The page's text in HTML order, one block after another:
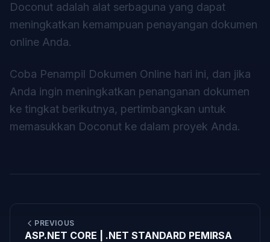
Doconut adalah alat serbaguna yang dapat
meningkatkan kemampuan penayangan dokumen
online Anda.
Coba Penampil Dokumen Online hari ini, dan jika
Anda ingin meningkatkan penanganan dokumen
ke tingkat berikutnya, pertimbangkan untuk
memasukkan Doconut ke dalam proyek Anda.
PREVIOUS
ASP.NET CORE | .NET STANDARD PEMIRSA